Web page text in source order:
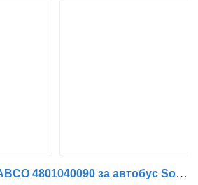
EBS модулатор WABCO 4801040090 за автобус Solaris Urbino, Alpino, Vacanza (1999-)